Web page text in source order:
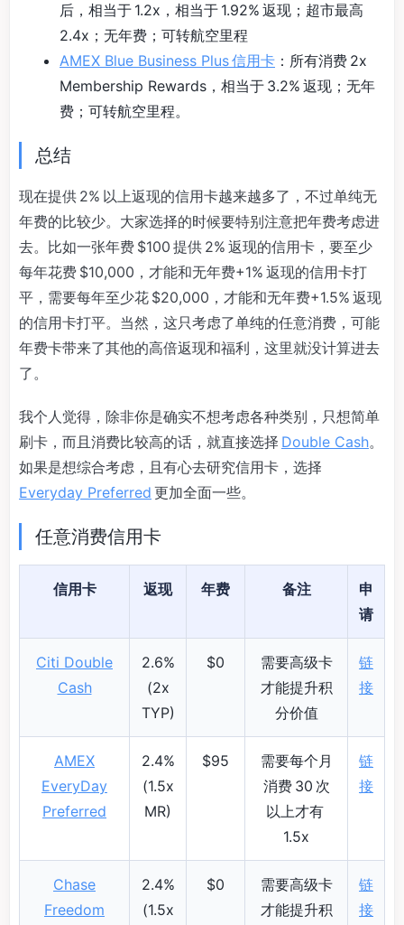
后，相当于 1.2x，相当于 1.92% 返现；超市最高
2.4x；无年费；可转航空里程
AMEX Blue Business Plus 信用卡 ：所有消费 2x
Membership Rewards，相当于 3.2% 返现；无年
费；可转航空里程。
总结
现在提供 2% 以上返现的信用卡越来越多了，不过单纯无
年费的比较少。大家选择的时候要特别注意把年费考虑进
去。比如一张年费 $100 提供 2% 返现的信用卡，要至少
每年花费 $10,000，才能和无年费+1% 返现的信用卡打
平，需要每年至少花 $20,000，才能和无年费+1.5% 返现
的信用卡打平。当然，这只考虑了单纯的任意消费，可能
年费卡带来了其他的高倍返现和福利，这里就没计算进去
了。
我个人觉得，除非你是确实不想考虑各种类别，只想简单
刷卡，而且消费比较高的话，就直接选择 Double Cash。
如果是想综合考虑，且有心去研究信用卡，选择
Everyday Preferred 更加全面一些。
任意消费信用卡
信用卡 返现 年费 备注
申
请
Citi Double
Cash
2.6%
(2x
TYP)
$0
需要高级卡
才能提升积
分价值
链
接
AMEX
EveryDay
Preferred
2.4%
(1.5x
MR)
$95
需要每个月
消费 30 次
以上才有
1.5x
链
接
Chase
Freedom
2.4%
(1.5x
$0
需要高级卡
才能提升积
链
接